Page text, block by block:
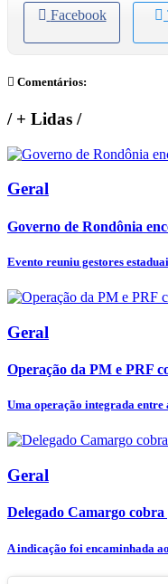
Facebook
Comentários:
/+ Lidas /
Geral
Governo de Rondônia
Evento reuniu gestores
Geral
Operação da PM e PRF
Uma operação integrada
Geral
Delegado Camargo
A indicação foi encaminhada